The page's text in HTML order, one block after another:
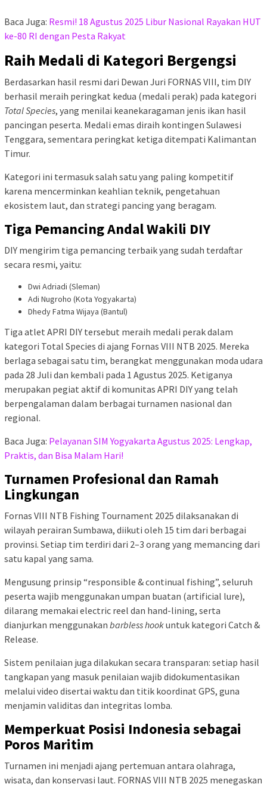
Baca Juga: Resmi! 18 Agustus 2025 Libur Nasional Rayakan HUT
ke-80 RI dengan Pesta Rakyat
Raih Medali di Kategori Bergengsi
Berdasarkan hasil resmi dari Dewan Juri FORNAS VIII, tim DIY
berhasil meraih peringkat kedua (medali perak) pada kategori
Total Species, yang menilai keanekaragaman jenis ikan hasil
pancingan peserta. Medali emas diraih kontingen Sulawesi
Tenggara, sementara peringkat ketiga ditempati Kalimantan
Timur.
Kategori ini termasuk salah satu yang paling kompetitif
karena mencerminkan keahlian teknik, pengetahuan
ekosistem laut, dan strategi pancing yang beragam.
Tiga Pemancing Andal Wakili DIY
DIY mengirim tiga pemancing terbaik yang sudah terdaftar
secara resmi, yaitu:
Dwi Adriadi (Sleman)
Adi Nugroho (Kota Yogyakarta)
Dhedy Fatma Wijaya (Bantul)
Tiga atlet APRI DIY tersebut meraih medali perak dalam
kategori Total Species di ajang Fornas VIII NTB 2025. Mereka
berlaga sebagai satu tim, berangkat menggunakan moda udara
pada 28 Juli dan kembali pada 1 Agustus 2025. Ketiganya
merupakan pegiat aktif di komunitas APRI DIY yang telah
berpengalaman dalam berbagai turnamen nasional dan
regional.
Baca Juga: Pelayanan SIM Yogyakarta Agustus 2025: Lengkap,
Praktis, dan Bisa Malam Hari!
Turnamen Profesional dan Ramah
Lingkungan
Fornas VIII NTB Fishing Tournament 2025 dilaksanakan di
wilayah perairan Sumbawa, diikuti oleh 15 tim dari berbagai
provinsi. Setiap tim terdiri dari 2–3 orang yang memancing dari
satu kapal yang sama.
Mengusung prinsip “responsible & continual fishing”, seluruh
peserta wajib menggunakan umpan buatan (artificial lure),
dilarang memakai electric reel dan hand-lining, serta
dianjurkan menggunakan barbless hookuntuk kategori Catch &
Release.
Sistem penilaian juga dilakukan secara transparan: setiap hasil
tangkapan yang masuk penilaian wajib didokumentasikan
melalui video disertai waktu dan titik koordinat GPS, guna
menjamin validitas dan integritas lomba.
Memperkuat Posisi Indonesia sebagai
Poros Maritim
Turnamen ini menjadi ajang pertemuan antara olahraga,
wisata, dan konservasi laut. FORNAS VIII NTB 2025 menegaskan